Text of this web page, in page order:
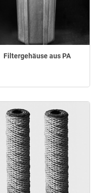
Filtergehäuse aus PA